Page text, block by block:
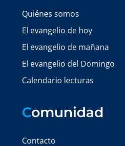
Quiénes somos
El evangelio de hoy
El evangelio de mañana
El evangelio del Domingo
Calendario lecturas
Comunidad
Contacto